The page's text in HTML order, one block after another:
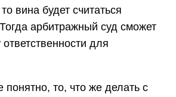
вина будет считаться
арбитражный суд сможет
для
понятно, то, что же делать с